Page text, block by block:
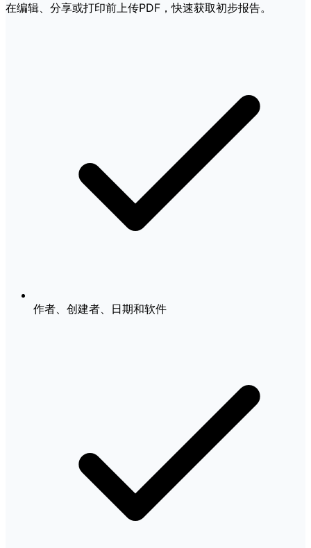
在编辑、分享或打印前上传PDF，快速获取初步报告。
作者、创建者、日期和软件